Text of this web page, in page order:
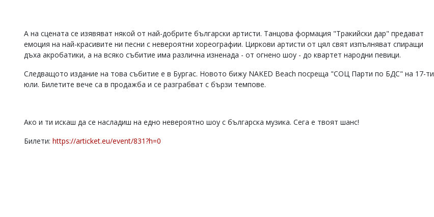
отговорност
откриете
коментар,
сигнализирайте
А на сцената се изявяват някой от най-добрите български артисти. Танцова формация "Тракийски дар" предават
емоция на най-красивите ни песни с невероятни хореографии. Циркови артисти от цял свят изпълняват спиращи
дъха акробатики, а на всяко събитие има различна изненада - от огнено шоу - до квартет народни певици.
Следващото издание на това събитие е в Бургас. Новото бижу NAKED Beach посреща "СОЦ Парти по БДС" на 17-ти
юли. Билетите вече са в продажба и се разграбват с бързи темпове.
Ако и ти искаш да се насладиш на едно невероятно шоу с българска музика. Сега е твоят шанс!
Билети: https://articket.eu/event/831?h=0